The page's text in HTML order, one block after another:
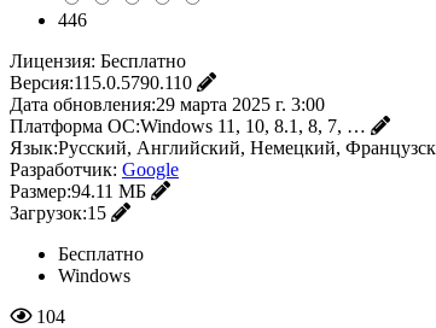
446
Лицензия: Бесплатно
Версия:115.0.5790.110
Дата обновления:29 марта 2025 г. 3:00
Платформа ОС:Windows 11, 10, 8.1, 8, 7, …
Язык:Русский, Английский, Немецкий,
Разработчик: Google
Размер:94.11 МБ
Загрузок:15
Бесплатно
Windows
104